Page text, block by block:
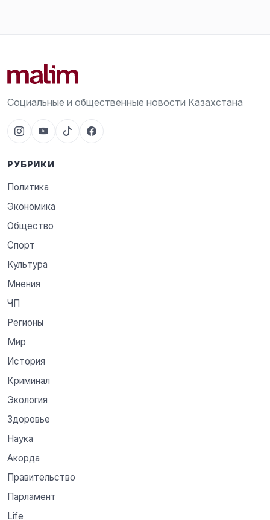
Социальные и общественные новости Казахстана
РУБРИКИ
Политика
Экономика
Общество
Спорт
Культура
Мнения
ЧП
Регионы
Мир
История
Криминал
Экология
Здоровье
Наука
Акорда
Правительство
Парламент
Life